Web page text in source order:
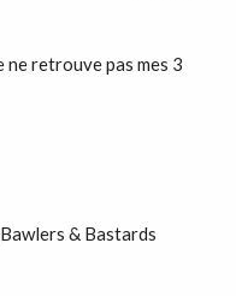
ne retrouve pas mes 3
& Bastards